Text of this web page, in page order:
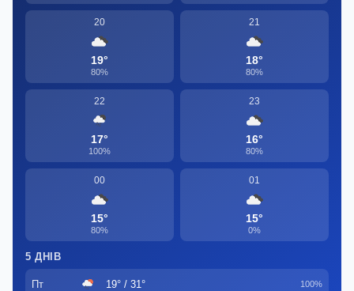
20
19°
80%
21
18°
80%
22
17°
100%
23
16°
80%
00
15°
80%
01
15°
0%
5 ДНІВ
Пт 19° / 31° 100%